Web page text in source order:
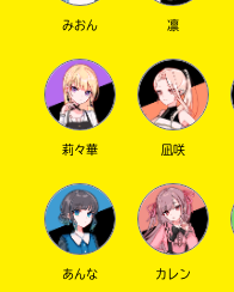
みおん 凛
莉々華 凪咲
あんな カレン